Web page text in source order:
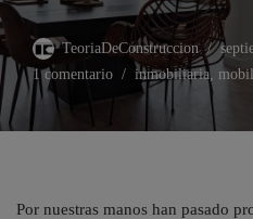
TeoriaDeConstruccion
1 comentario
inmobiliaria,
Por nuestras manos han pasado